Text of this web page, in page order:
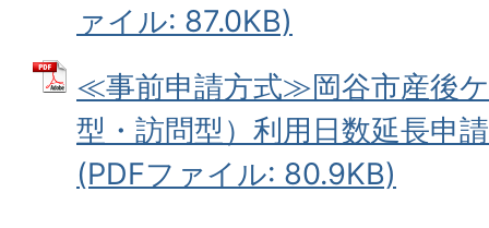
ァイル: 87.0KB)
≪事前申請方式≫岡谷市産後
型・訪問型）利用日数延長申
(PDFファイル: 80.9KB)